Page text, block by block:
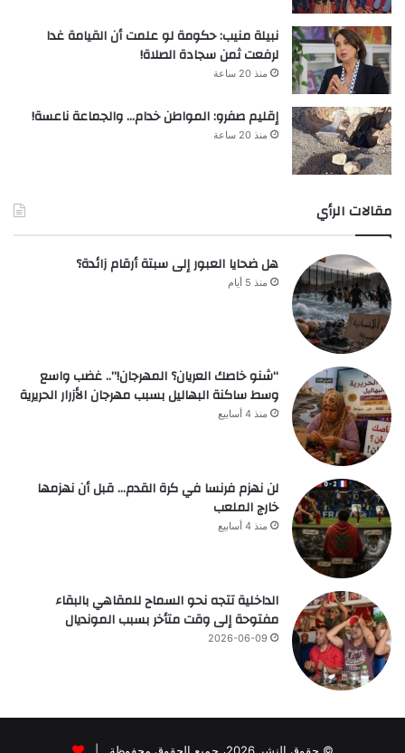
نبيلة منيب: حكومة لو علمت أن القيامة غدا
لرفعت ثمن سجادة الصلاة!
منذ 20 ساعة
إقليم صفرو: المواطن خدام… والجماعة ناعسة!
منذ 20 ساعة
مقالات الرأي
هل ضحايا العبور إلى سبتة أرقام زائدة؟
منذ 5 أيام
“شنو خاصك العريان؟ المهرجان!”.. غضب واسع
وسط ساكنة البهاليل بسبب مهرجان الأزرار الحريرية
منذ 4 أسابيع
لن نهزم فرنسا في كرة القدم… قبل أن نهزمها
خارج الملعب
منذ 4 أسابيع
الداخلية تتجه نحو السماح للمقاهي بالبقاء
مفتوحة إلى وقت متأخر بسبب المونديال
2026-06-09
© حقوق النشر 2026، جميع الحقوق محفوظة |